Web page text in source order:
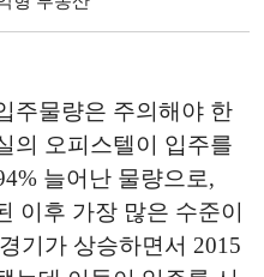
주물량은 주의해야 한
의 오피스텔이 입주를
늘어난 물량으로,
이후 가장 많은 수준이
기가 상승하면서 2015